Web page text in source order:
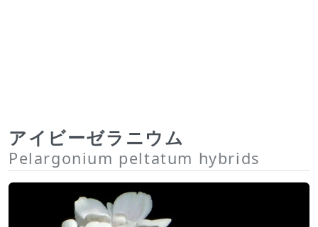
アイビーゼラニウム
Pelargonium peltatum hybrids